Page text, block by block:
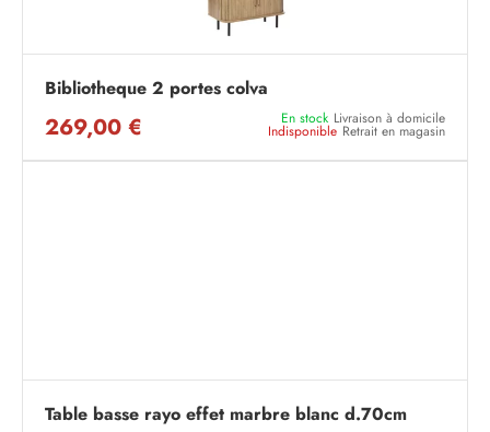
Bibliotheque 2 portes colva
269,00 € En stock Livraison à domicile
Indisponible Retrait en magasin
Table basse rayo effet marbre blanc d.70cm